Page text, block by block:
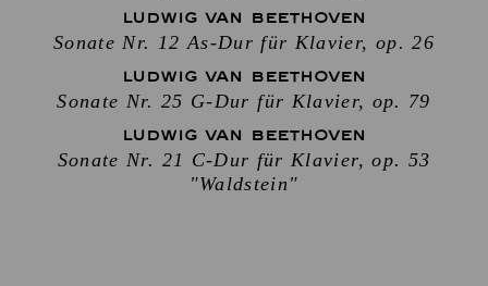
LUDWIG VAN BEETHOVEN
Sonate Nr. 12 As-Dur für Klavier, op. 26
LUDWIG VAN BEETHOVEN
Sonate Nr. 25 G-Dur für Klavier, op. 79
LUDWIG VAN BEETHOVEN
Sonate Nr. 21 C-Dur für Klavier, op. 53
"Waldstein"